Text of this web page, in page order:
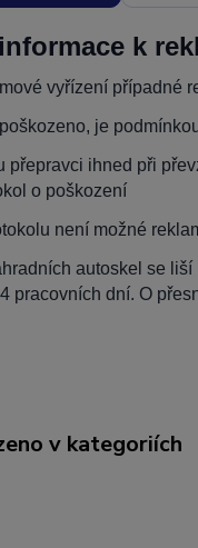
k
vyřízení případné
je
přepravci ihned při
o poškození
není možné
autoskel se
pracovních dní. O
v kategoriích